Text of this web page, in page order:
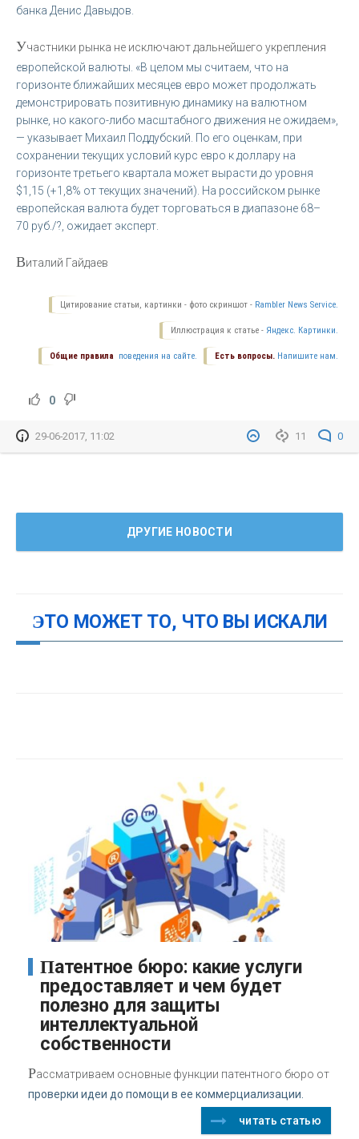
банка Денис Давыдов.
Участники рынка не исключают дальнейшего укрепления
европейской валюты. «В целом мы считаем, что на
горизонте ближайших месяцев евро может продолжать
демонстрировать позитивную динамику на валютном
рынке, но какого-либо масштабного движения не ожидаем»,
— указывает Михаил Поддубский. По его оценкам, при
сохранении текущих условий курс евро к доллару на
горизонте третьего квартала может вырасти до уровня
$1,15 (+1,8% от текущих значений). На российском рынке
европейская валюта будет торговаться в диапазоне 68–
70 руб./?, ожидает эксперт.
Виталий Гайдаев
Цитирование статьи, картинки - фото скриншот - Rambler News Service.
Иллюстрация к статье - Яндекс. Картинки.
Есть вопросы. Напишите нам.
Общие правила поведения на сайте.
0
11 0
29-06-2017, 11:02
ДРУГИЕ НОВОСТИ
ЭТО МОЖЕТ ТО, ЧТО ВЫ ИСКАЛИ
Патентное бюро: какие услуги
предоставляет и чем будет
полезно для защиты
интеллектуальной
собственности
Рассматриваем основные функции патентного бюро от
проверки идеи до помощи в ее коммерциализации.
читать статью